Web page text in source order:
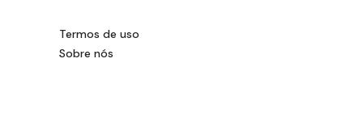
Termos de uso
Sobre nós